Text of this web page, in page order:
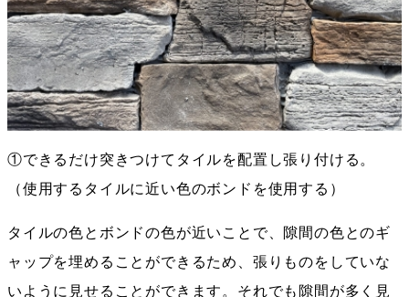
①できるだけ突きつけてタイルを配置し張り付ける。
（使用するタイルに近い色のボンドを使用する）
タイルの色とボンドの色が近いことで、隙間の色とのギ
ャップを埋めることができるため、張りものをしていな
いように見せることができます。それでも隙間が多く見